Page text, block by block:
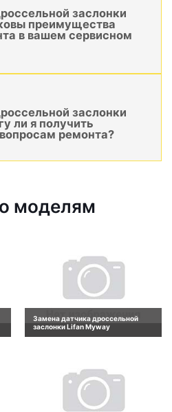
заслонки
преимущества
в вашем сервисном
заслонки
ли я получить
ремонта?
моделям
Замена датчика дроссельной
заслонки Lifan Myway